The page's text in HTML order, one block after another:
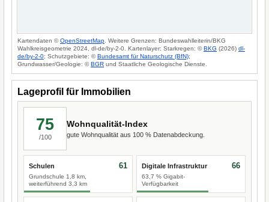
Kartendaten ©OpenStreetMap . Weitere Grenzen: Bundeswahlleiterin/BKG
Wahlkreisgeometrie 2024, dl-de/by-2-0. Kartenlayer: Starkregen: ©BKG (2026) dl-
de/by-2-0; Schutzgebiete: ©Bundesamt für Naturschutz (BfN);
Grundwasser/Geologie: ©BGR und Staatliche Geologische Dienste.
Lageprofil für Immobilien
75
/100
Wohnqualität-Index
gute Wohnqualität aus 100 % Datenabdeckung.
Schulen
Grundschule 1,8 km,
weiterführend 3,3 km
61 Digitale Infrastruktur
63,7 % Gigabit-
Verfügbarkeit
66